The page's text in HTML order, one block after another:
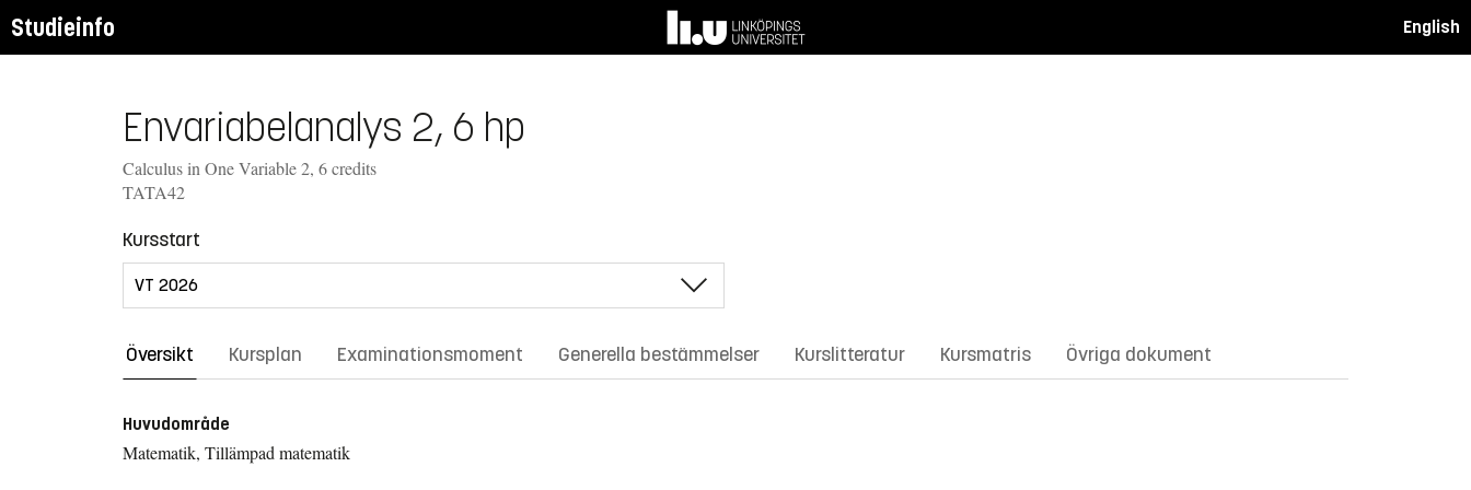
Studieinfo English
Envariabelanalys 2, 6 hp
Calculus in One Variable 2, 6 credits
TATA42
Kursstart
Översikt Kursplan Examinationsmoment Generella bestämmelser Kurslitteratur Kursmatris Övriga dokument
Huvudområde
Matematik, Tillämpad matematik